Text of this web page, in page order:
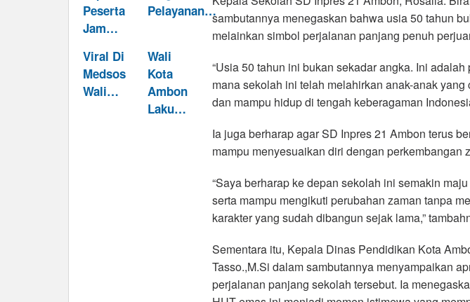
Peserta
Jam…
Pelayanan…
Viral Di
Medsos
Wali…
Wali
Kota
Ambon
Laku…
sambutannya menegaskan bahwa usia 50 tahun
melainkan simbol perjalanan panjang penuh
“Usia 50 tahun ini bukan sekadar angka. Ini
mana sekolah ini telah melahirkan anak-anak yang
dan mampu hidup di tengah keberagaman
Ia juga berharap agar SD Inpres 21 Ambon terus
mampu menyesuaikan diri dengan perkembangan
“Saya berharap ke depan sekolah ini semakin
serta mampu mengikuti perubahan zaman tanpa
karakter yang sudah dibangun sejak lama,”
Sementara itu, Kepala Dinas Pendidikan Kota
Tasso.,M.Si dalam sambutannya menyampaikan
perjalanan panjang sekolah tersebut. Ia